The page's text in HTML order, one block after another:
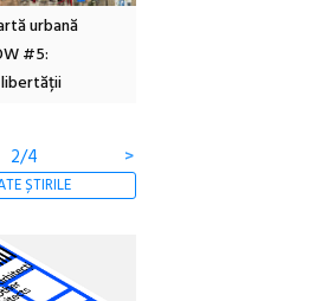
urbană
#5:
2/4 >
ȘTIRILE